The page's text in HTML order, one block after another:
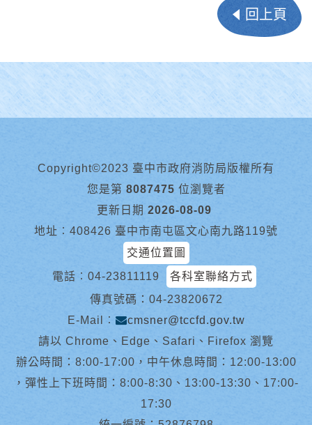
回上頁
Copyright©2023 臺中市政府消防局版權所有
您是第 8087475 位瀏覽者
更新日期 2026-08-09
地址︰408426 臺中市南屯區文心南九路119號
交通位置圖
電話︰ 04-23811119
各科室聯絡方式
傳真號碼：04-23820672
E-Mail︰
cmsner@tccfd.gov.tw
請以 Chrome、Edge、Safari、Firefox 瀏覽
辦公時間：8:00-17:00，中午休息時間：12:00-13:00
，彈性上下班時間：8:00-8:30、13:00-13:30、17:00-
17:30